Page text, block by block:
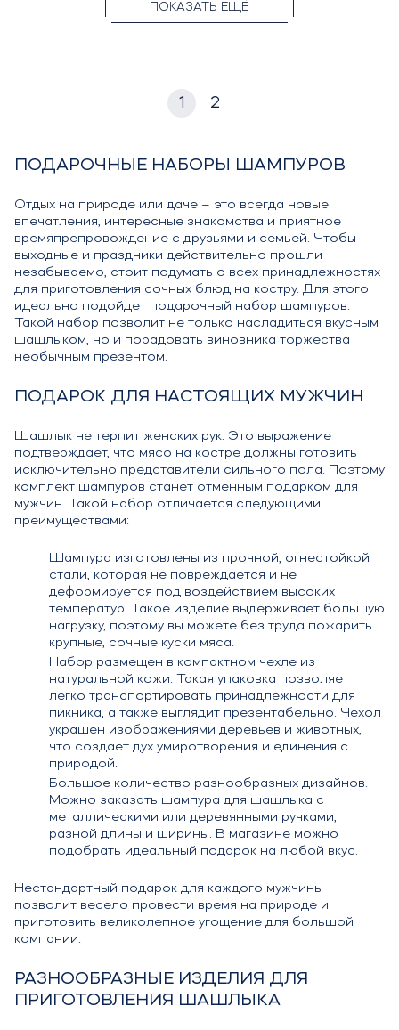
ПОКАЗАТЬ ЕЩЁ
1 2
ПОДАРОЧНЫЕ НАБОРЫ ШАМПУРОВ
Отдых на природе или даче – это всегда новые
впечатления, интересные знакомства и приятное
времяпрепровождение с друзьями и семьей. Чтобы
выходные и праздники действительно прошли
незабываемо, стоит подумать о всех принадлежностях
для приготовления сочных блюд на костру. Для этого
идеально подойдет подарочный набор шампуров.
Такой набор позволит не только насладиться вкусным
шашлыком, но и порадовать виновника торжества
необычным презентом.
ПОДАРОК ДЛЯ НАСТОЯЩИХ МУЖЧИН
Шашлык не терпит женских рук. Это выражение
подтверждает, что мясо на костре должны готовить
исключительно представители сильного пола. Поэтому
комплект шампуров станет отменным подарком для
мужчин. Такой набор отличается следующими
преимуществами:
Шампура изготовлены из прочной, огнестойкой
стали, которая не повреждается и не
деформируется под воздействием высоких
температур. Такое изделие выдерживает большую
нагрузку, поэтому вы можете без труда пожарить
крупные, сочные куски мяса.
Набор размещен в компактном чехле из
натуральной кожи. Такая упаковка позволяет
легко транспортировать принадлежности для
пикника, а также выглядит презентабельно. Чехол
украшен изображениями деревьев и животных,
что создает дух умиротворения и единения с
природой.
Большое количество разнообразных дизайнов.
Можно заказать шампура для шашлыка с
металлическими или деревянными ручками,
разной длины и ширины. В магазине можно
подобрать идеальный подарок на любой вкус.
Нестандартный подарок для каждого мужчины
позволит весело провести время на природе и
приготовить великолепное угощение для большой
компании.
РАЗНООБРАЗНЫЕ ИЗДЕЛИЯ ДЛЯ
ПРИГОТОВЛЕНИЯ ШАШЛЫКА